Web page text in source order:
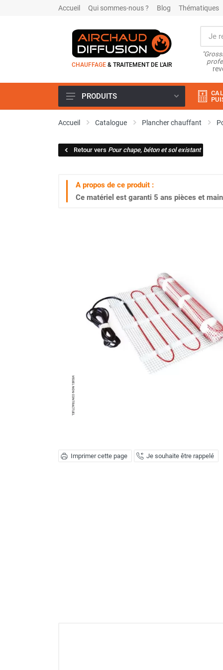
Accueil Qui sommes-nous ? Blog Thématiques
CHAUFFAGE & TRAITEMENT DE L'AIR
Climatiseur
Climatiseur mobile résidentiel et
Rafraîchisseur d'air
Rafraichisseur d'air mobile
Ventilateur / extracteur d'air mobile
Ventilateur fixe
Ventilateur industriel
Ventilateur de chantier
Ventilateur centrifuge
Ventilateur de sol
Ventilateur de table
Extracteur d'air mural
Extracteur d'air mural hélicoïde
Extracteur d'air mural centrifuge
Déstratificateur ventilateur de
plafond
PRODUITS
Accueil Catalogue Plancher chauffant
Retour vers Pour chape, béton et sol existant
A propos de ce produit :
Ce matériel est garanti 5 ans pièces et
Imprimer cette page Je souhaite être rappelé